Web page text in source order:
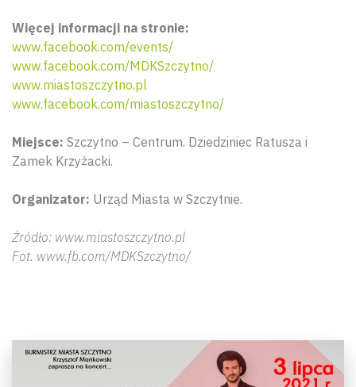
Więcej informacji na stronie:
www.facebook.com/events/
www.facebook.com/MDKSzczytno/
www.miastoszczytno.pl
www.facebook.com/miastoszczytno/
Miejsce: Szczytno – Centrum. Dziedziniec Ratusza i
Zamek Krzyżacki.
Organizator: Urząd Miasta w Szczytnie.
Źródło: www.miastoszczytno.pl
Fot. www.fb.com/MDKSzczytno/